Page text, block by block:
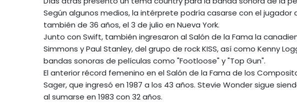
Según algunos medios, la intérprete podría casarse con el jugador
también de 36 años, el 3 de julio en Nueva York.
Junto con Swift, también ingresaron al Salón de la Fama la
Simmons y Paul Stanley, del grupo de rock KISS, así como Kenny
bandas sonoras de películas como "Footloose" y "Top Gun".
El anterior récord femenino en el Salón de la Fama de los
Sager, que ingresó en 1987 a los 43 años. Stevie Wonder sigue
al sumarse en 1983 con 32 años.